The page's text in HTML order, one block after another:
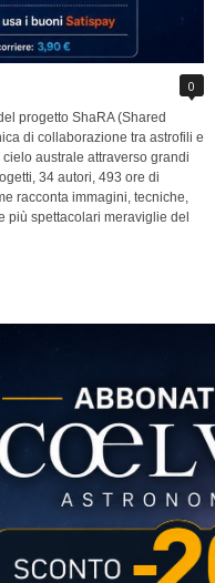
0
progetto ShaRA (Shared
di collaborazione tra astrofili e
australe attraverso grandi
34 autori, 493 ore di
racconta immagini, tecniche,
più spettacolari meraviglie del